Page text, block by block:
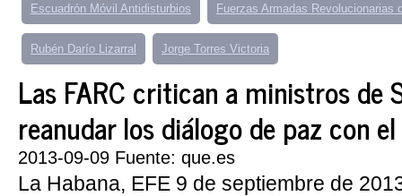
Escuadrón Móvil Antidisturbios Fuerzas Armadas Revolucionarias
Rubén Darío Lizarral Jorge Torres Victoria
Las FARC critican a ministros de
reanudar los diálogo de paz con
2013-09-09 Fuente: que.es
La Habana, EFE 9 de septiembre de